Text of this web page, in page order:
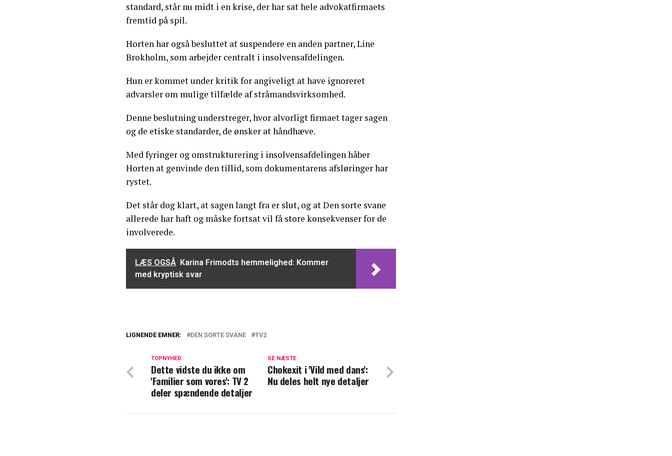
standard, står nu midt i en krise, der har sat hele advokatfirmaets
fremtid på spil.
Horten har også besluttet at suspendere en anden partner, Line
Brokholm, som arbejder centralt i insolvensafdelingen.
Hun er kommet under kritik for angiveligt at have ignoreret
advarsler om mulige tilfælde af stråmandsvirksomhed.
Denne beslutning understreger, hvor alvorligt firmaet tager sagen
og de etiske standarder, de ønsker at håndhæve.
Med fyringer og omstrukturering i insolvensafdelingen håber
Horten at genvinde den tillid, som dokumentarens afsløringer har
rystet.
Det står dog klart, at sagen langt fra er slut, og at Den sorte svane
allerede har haft og måske fortsat vil få store konsekvenser for de
involverede.
LÆS OGSÅ Karina Frimodts hemmelighed: Kommer
med kryptisk svar
Kommer med chokerende udtalelse efter 'Den sorte svane'
LIGNENDE EMNER: DEN SORTE SVANE TV2
SE NÆSTE
Chokexit i 'Vild med dans':
Nu deles helt nye detaljer
TOPNYHED
Dette vidste du ikke om
'Familier som vores': TV 2
deler spændende detaljer